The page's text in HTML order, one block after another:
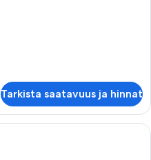
Tarkista saatavuus ja hinnat
Makuuhuoneessa on suuri sänky,